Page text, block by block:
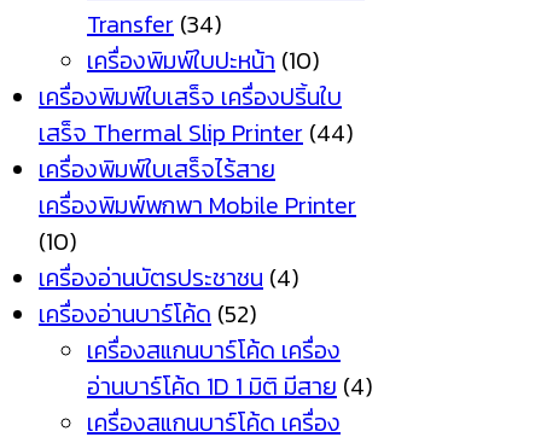
Transfer (34)
เครื่องพิมพ์ใบปะหน้า (10)
เครื่องพิมพ์ใบเสร็จ เครื่องปริ้นใบ
เสร็จ Thermal Slip Printer (44)
เครื่องพิมพ์ใบเสร็จไร้สาย
เครื่องพิมพ์พกพา Mobile Printer
(10)
เครื่องอ่านบัตรประชาชน (4)
เครื่องอ่านบาร์โค้ด (52)
เครื่องสแกนบาร์โค้ด เครื่อง
อ่านบาร์โค้ด 1D 1 มิติ มีสาย (4)
เครื่องสแกนบาร์โค้ด เครื่อง